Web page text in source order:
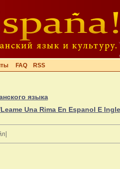
FAQ RSS
языка
Una Rima En Espanol E